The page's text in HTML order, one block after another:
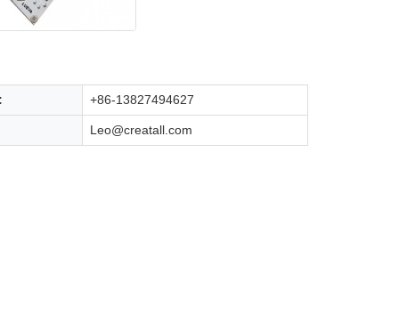
+86-13827494627
Leo@creatall.com